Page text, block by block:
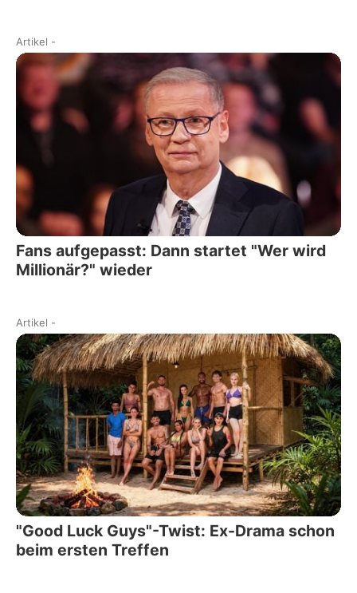
Artikel -
Fans aufgepasst: Dann startet "Wer wird
Millionär?" wieder
Artikel -
"Good Luck Guys"-Twist: Ex-Drama schon
beim ersten Treffen